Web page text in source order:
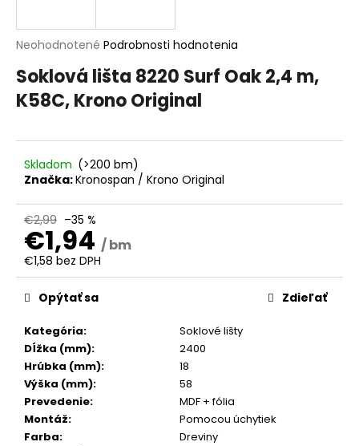
Priemerné
produktu
je
0,0
Neohodnotené Podrobnosti hodnotenia
Soklová lišta 8220 Surf Oak 2,4 m,
K58C, Krono Original
Skladom (>200 bm)
Značka:Kronospan / Krono Original
€2,99 –35 %
€1,94 / bm
€1,58 bez DPH
Jednotková
cena:
Kategória:
Soklové lišty
Dĺžka (mm):
2400
Hrúbka (mm):
18
Výška (mm):
58
Prevedenie:
MDF + fólia
Montáž:
Pomocou úchytiek
Farba:
Dreviny
Opýtať sa Zdieľať
j
ť
?
HĽADAŤ
O
d
p
o
ú
č
a
m
e